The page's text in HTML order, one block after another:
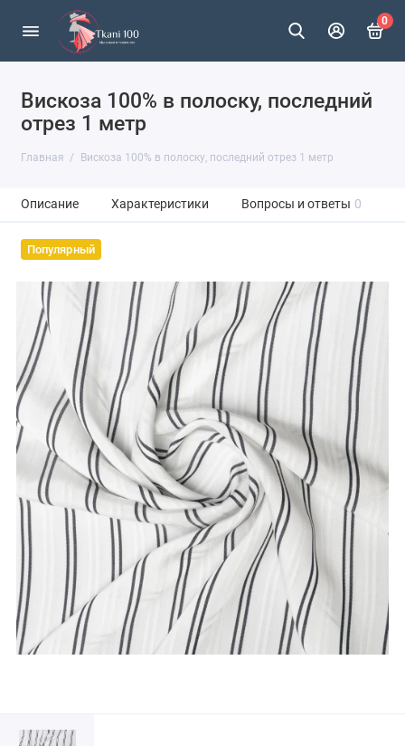
0
Вискоза 100% в полоску, последний
отрез 1 метр
Главная Вискоза 100% в полоску, последний отрез 1 метр
Описание Характеристики Вопросы и ответы 0
Популярный